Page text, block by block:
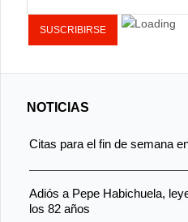
NOTICIAS
Citas para el fin de semana
Adiós a Pepe Habichuela,
los 82 años